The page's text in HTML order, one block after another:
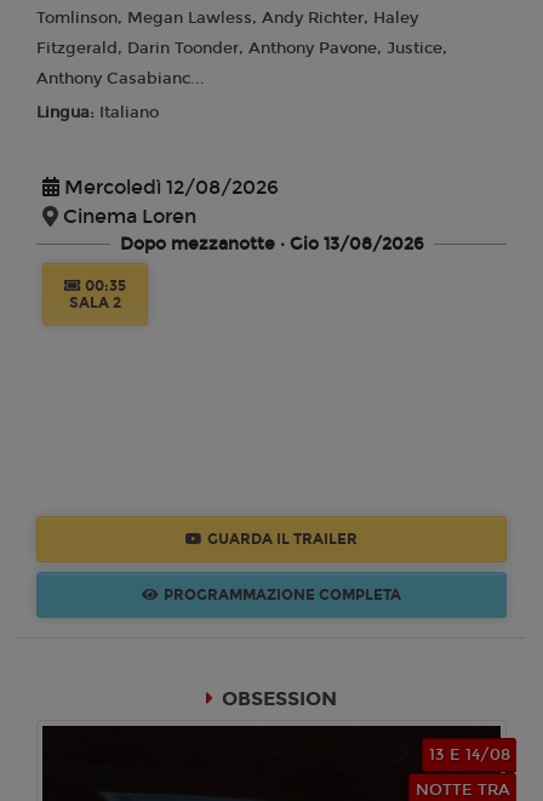
Tomlinson, Megan Lawless, Andy Richter, Haley
Fitzgerald, Darin Toonder, Anthony Pavone, Justice,
Anthony Casabianc...
Lingua: Italiano
Mercoledì 12/08/2026
Cinema Loren
Dopo mezzanotte · Gio 13/08/2026
00:35
SALA 2
GUARDA IL TRAILER
PROGRAMMAZIONE COMPLETA
OBSESSION
13 E 14/08
NOTTE TRA